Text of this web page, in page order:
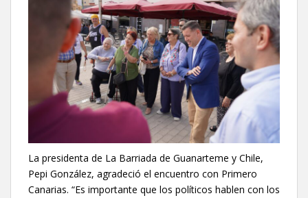
La presidenta de La Barriada de Guanarteme y Chile,
Pepi González, agradeció el encuentro con Primero
Canarias. “Es importante que los políticos hablen con los